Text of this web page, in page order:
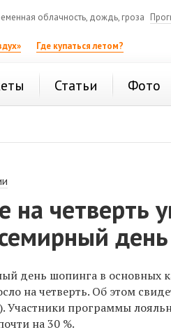
облачность, дождь, гроза
Где купаться летом?
Статьи Фото
на четверть
день шопинга в основных
на четверть. Об этом
Участники программы
на 30 %.